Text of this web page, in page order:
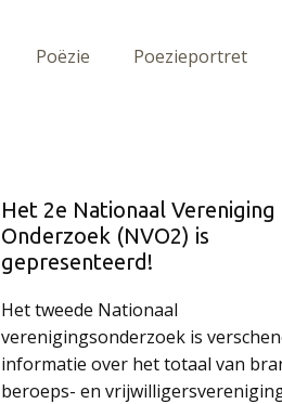
Poëzie Poezieportret
Het 2e Nationaal Vereniging
Onderzoek (NVO2) is
gepresenteerd!
Het tweede Nationaal
verenigingsonderzoek is
informatie over het totaal van
beroeps- en